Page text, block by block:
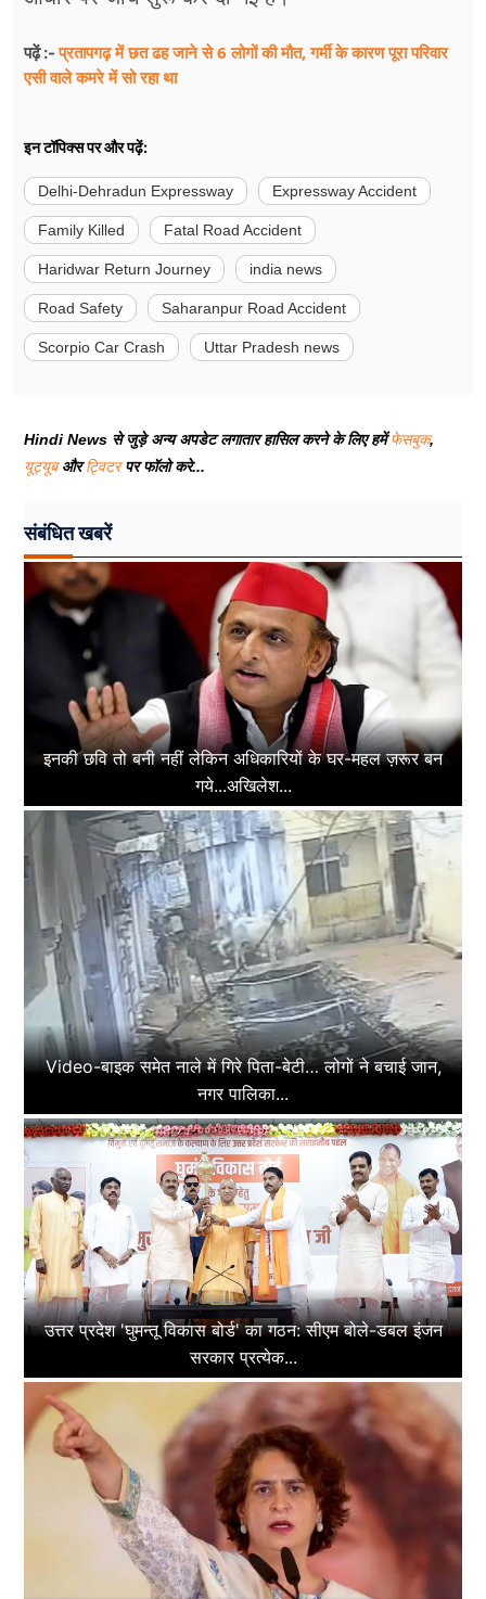
पढ़ें :-प्रतापगढ़ में छत ढह जाने से 6 लोगों की मौत, गर्मी के कारण पूरा परिवार
एसी वाले कमरे में सो र​हा था
इन टॉपिक्स पर और पढ़ें:
Delhi-Dehradun Expressway Expressway Accident
Family Killed Fatal Road Accident
Haridwar Return Journey india news
Road Safety Saharanpur Road Accident
Scorpio Car Crash Uttar Pradesh news
Hindi News से जुड़े अन्य अपडेट लगातार हासिल करने के लिए हमेंफेसबुक,
यूट्यूबऔरट्विटरपर फॉलो करे...
संबंधित खबरें
इनकी छवि तो बनी नहीं लेकिन अधिकारियों के घर-महल ज़रूर बन
गये...अखिलेश...
Video-बाइक समेत नाले में गिरे पिता-बेटी… लोगों ने बचाई जान,
नगर पालिका...
उत्तर प्रदेश 'घुमन्तू विकास बोर्ड' का गठन: सीएम बोले-डबल इंजन
सरकार प्रत्येक...